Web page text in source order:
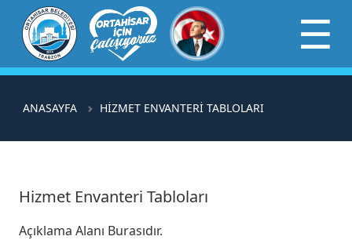
×
☰
ANASAYFA HİZMET ENVANTERİ TABLOLARI
Hizmet Envanteri Tabloları
Açıklama Alanı Burasıdır.